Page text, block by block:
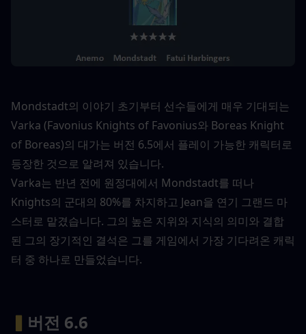
Mondstadt의 이야기 초기부터 선수들에게 매우 기대되는
Varka (Favonius Knights of Favonius와 Boreas Knight
of Boreas)의 대가는 버전 6.5에서 플레이 가능한 캐릭터로
등장한 것으로 알려져 있습니다.
Varka는 반년 전에 원정대에서 Mondstadt를 떠나
Knights의 군대의 80%를 차지하고 Jean을 연기 그랜드 마
스터로 맡겼습니다. 그의 높은 지위와 지식의 의미와 결합
된 그의 장기적인 결석은 그를 게임에서 가장 기다려온 캐릭
터 중 하나로 만들었습니다.
▍ 버전 6.6